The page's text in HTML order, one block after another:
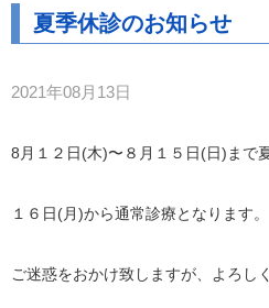
夏季休診のお知らせ
2021年08月13日
8月１２日(木)〜８月１５日(日)まで
１６日(月)から通常診療となります。
ご迷惑をおかけ致しますが、よろし